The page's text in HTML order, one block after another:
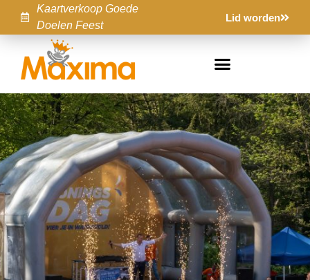
Kaartverkoop Goede
Doelen Feest
Lid worden